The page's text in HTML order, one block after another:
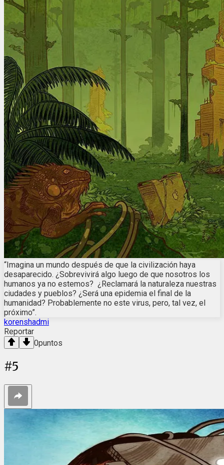
“Imagina un mundo después de que la civilización haya
desaparecido. ¿Sobrevivirá algo luego de que nosotros los
humanos ya no estemos? ¿Reclamará la naturaleza nuestras
ciudades y pueblos? ¿Será una epidemia el final de la
humanidad? Probablemente no este virus, pero, tal vez, el
próximo”.
korenshadmi
Reportar
0puntos
#5